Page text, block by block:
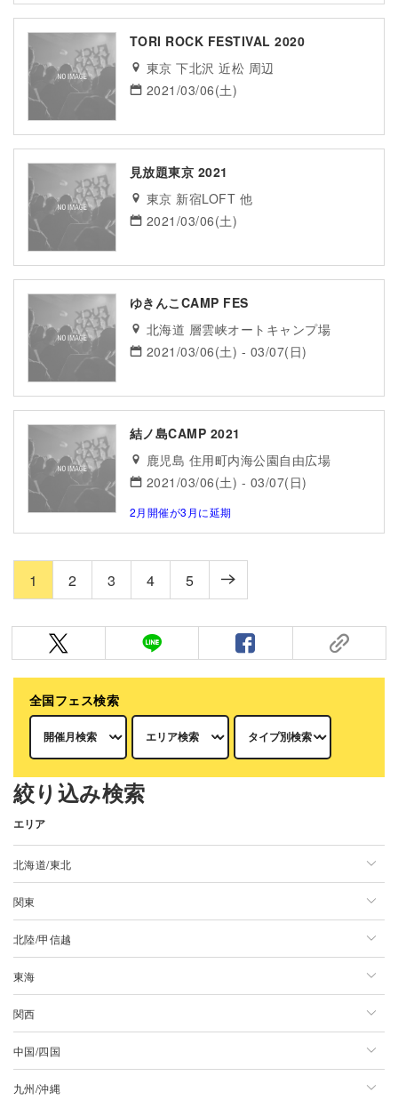
TORI ROCK FESTIVAL 2020
東京 下北沢 近松 周辺
2021/03/06(土)
見放題東京 2021
東京 新宿LOFT 他
2021/03/06(土)
ゆきんこCAMP FES
北海道 層雲峡オートキャンプ場
2021/03/06(土) - 03/07(日)
結ノ島CAMP 2021
鹿児島 住用町内海公園自由広場
2021/03/06(土) - 03/07(日)
2月開催が3月に延期
1 2 3 4 5
全国フェス検索
絞り込み検索
エリア
北海道/東北
北海道/東北一覧
北海道
青森県
岩手県
宮城県
秋田県
関東
関東一覧
東京都
神奈川県
千葉県
埼玉県
北陸/甲信越
北陸/甲信越一覧
新潟県
長野県
山梨県
東海
東海一覧
静岡県
愛知県
関西
関西一覧
大阪府
中国/四国
中国/四国一覧
九州/沖縄